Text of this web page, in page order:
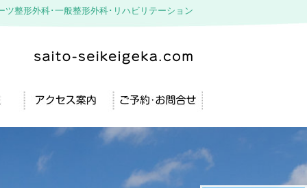
ツ整形外科･一般整形外科･リハビリテーション